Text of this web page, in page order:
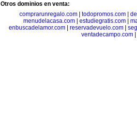
Otros dominios en venta:
comprarunregalo.com| todopromos.com|
menudelacasa.com
estudiegratis.com
enbuscadelamor.com
reservadevuelo.com
ventadecampo.com|